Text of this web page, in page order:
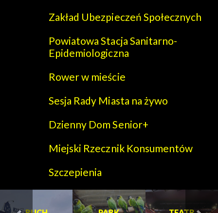
Zakład Ubezpieczeń Społecznych
Powiatowa Stacja Sanitarno-
Epidemiologiczna
Rower w mieście
Sesja Rady Miasta na żywo
Dzienny Dom Senior+
Miejski Rzecznik Konsumentów
Szczepienia